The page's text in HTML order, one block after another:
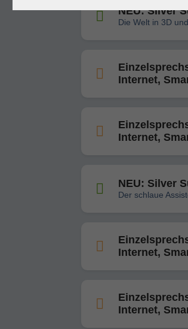
NEU: Silver
Die Welt in 3D
Internet,
Internet,
NEU: Silver
Der schlaue
Internet,
Internet,